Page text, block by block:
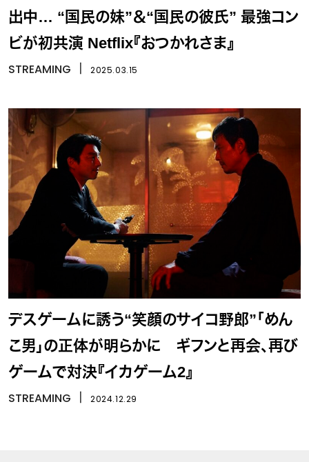
出中… “国民の妹”＆“国民の彼氏” 最強コン
ビが初共演 Netflix『おつかれさま』
STREAMING 2025.03.15
デスゲームに誘う“笑顔のサイコ野郎”「めん
こ男」の正体が明らかに ギフンと再会、再び
ゲームで対決『イカゲーム2』
STREAMING 2024.12.29